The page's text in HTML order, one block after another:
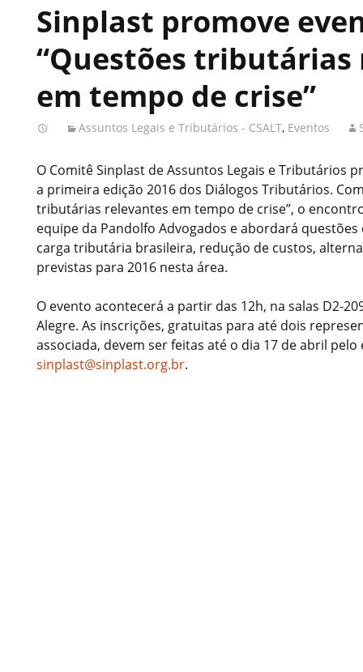
Sinplast promove
“Questões tributárias
em tempo de crise”
Assuntos Legais e Tributários - CSALT, Eventos
O Comitê Sinplast de Assuntos Legais e Tributários
a primeira edição 2016 dos Diálogos Tributários.
tributárias relevantes em tempo de crise”, o
equipe da Pandolfo Advogados e abordará
carga tributária brasileira, redução de custos,
previstas para 2016 nesta área.
O evento acontecerá a partir das 12h, na salas D2-
Alegre. As inscrições, gratuitas para até dois
associada, devem ser feitas até o dia 17 de abril pelo
sinplast@sinplast.org.br.